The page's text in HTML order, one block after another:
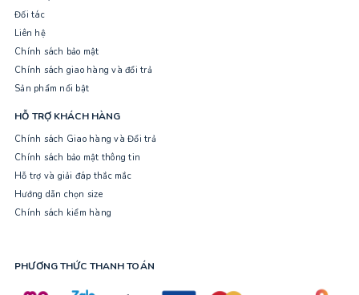
Đối tác
Liên hệ
Chính sách bảo mật
Chính sách giao hàng và đổi trả
Sản phẩm nổi bật
HỖ TRỢ KHÁCH HÀNG
Chính sách Giao hàng và Đổi trả
Chính sách bảo mật thông tin
Hỗ trợ và giải đáp thắc mắc
Hướng dẫn chọn size
Chính sách kiểm hàng
PHƯƠNG THỨC THANH TOÁN